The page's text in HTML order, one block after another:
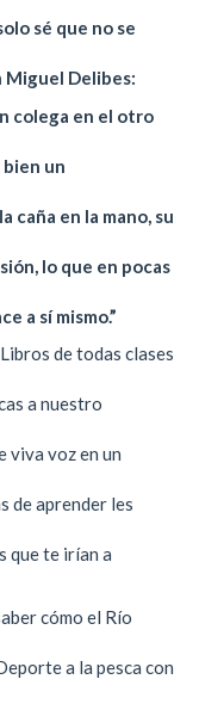
sé que no se
Miguel Delibes:
colega en el otro
un
caña en la mano, su
lo que en pocas
a sí mismo.”
de todas clases
a nuestro
viva voz en un
de aprender les
que te irían a
cómo el Río
a la pesca con